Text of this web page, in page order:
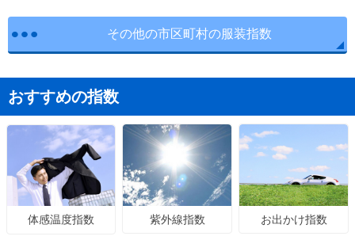
その他の市区町村の服装指数
おすすめの指数
体感温度指数 紫外線指数 お出かけ指数